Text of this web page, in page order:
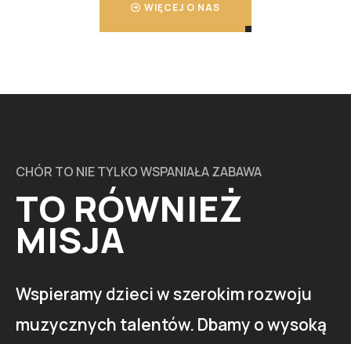
WIĘCEJ O NAS
CHÓR TO NIE TYLKO WSPANIAŁA ZABAWA
TO RÓWNIEŻ
MISJA
Wspieramy dzieci w szerokim rozwoju
muzycznych talentów. Dbamy o wysoką